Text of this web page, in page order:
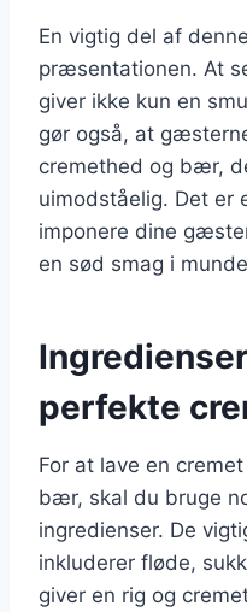
En vigtig del af
præsentationen. At
giver ikke kun en
gør også, at
cremethed og bær,
uimodståelig. Det er
imponere dine
en sød smag i
perfekte
For at lave en
bær, skal du bruge
ingredienser. De
inkluderer fløde,
giver en rig og